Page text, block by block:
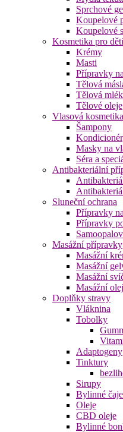
Sprchové
Koupelové
Koupelové
Kosmetika pro děti
Krémy
Masti
Přípravky
Tělová
Tělová
Tělové oleje
Vlasová kosmetika
Šampony
Masky na
Séra a
Antibakteriální
Sluneční ochrana
Přípravky
Přípravky
Masážní přípravky
Masážní
Masážní
Masážní
Masážní
Doplňky stravy
Vláknina
Tobolky
Adaptogeny
Tinktury
Sirupy
Bylinné čaje
Oleje
CBD oleje
Bylinné